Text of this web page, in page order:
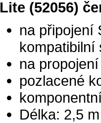
Lite (52056)
na připojení
kompatibilní
na
pozlacené
Délka: 2,5 m